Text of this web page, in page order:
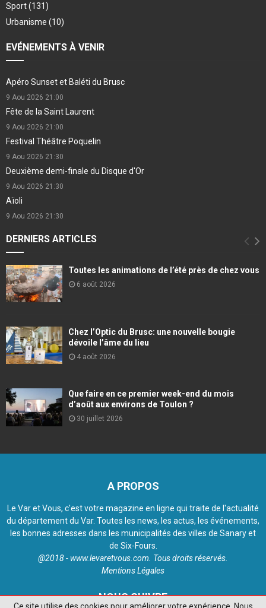
Sport(131)
Urbanisme (10)
EVÉNEMENTS À VENIR
Apéro Sunset et Baléti du Brusc
9 Aou 2026 21:00
Fête de la Saint Laurent
9 Aou 2026 21:00
Festival Théâtre Poquelin
9 Aou 2026 21:30
Deuxième demi-finale du Disque d'Or
9 Aou 2026 21:30
Aïoli
9 Aou 2026 21:30
DERNIERS ARTICLES
Toutes les animations de l’été près de chez vous
6 août 2026
Chez l’Optic du Brusc: une nouvelle bougie
dévoile l’âme du lieu
4 août 2026
Que faire en ce premier week-end du mois
d’août aux environs de Toulon ?
30 juillet 2026
A PROPOS
Le Var et Vous, c'est votre magazine en ligne qui traite de l'actualité
du département du Var. Toutes les news, les actus, les événements,
les bonnes adresses dans les municipalités des villes de Sanary et
de Six-Fours.
@2018 - www.levaretvous.com. Tous droits réservés.
Mentions Légales
NOUS SUIVRE